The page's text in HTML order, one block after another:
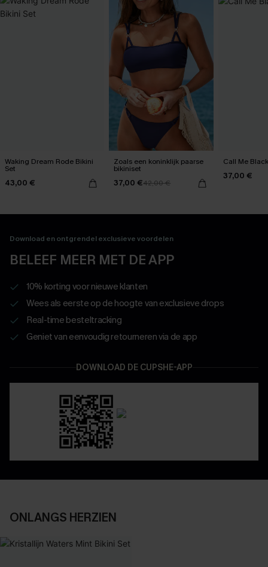
Waking Dream Rode Bikini
Set
43,00 €
Zoals een koninklijk paarse
bikiniset
37,00 €42,00 €
Call Me
37,00 €
Download en ontgrendel exclusieve voordelen
BELEEF MEER MET DE APP
10% korting voor nieuwe klanten
Wees als eerste op de hoogte van exclusieve drops
Real-time besteltracking
Geniet van eenvoudig retourneren via de app
DOWNLOAD DE CUPSHE-APP
ONLANGS HERZIEN